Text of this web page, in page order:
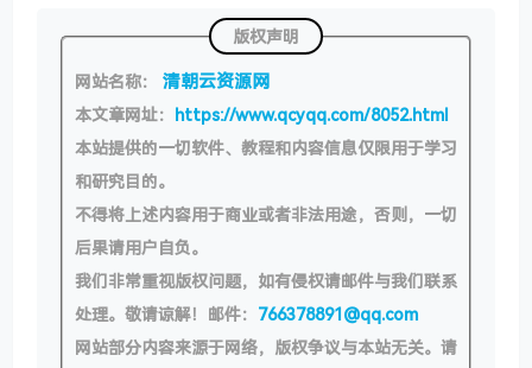
版权声明
网站名称： 清朝云资源网
本文章网址： https://www.qcyqq.com/8052.html
本站提供的一切软件、教程和内容信息仅限用于学习
和研究目的。
不得将上述内容用于商业或者非法用途，否则，一切
后果请用户自负。
我们非常重视版权问题，如有侵权请邮件与我们联系
处理。敬请谅解！邮件： 766378891@qq.com
网站部分内容来源于网络，版权争议与本站无关。请